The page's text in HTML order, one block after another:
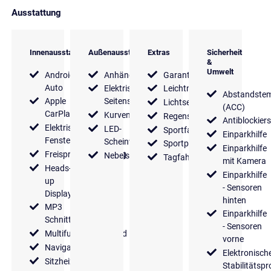
Ausstattung
Innenausstattung
Android
Auto
Apple
CarPlay
Elektrische
Fensterheber
Freisprecheinrichtung
Heads-
up
Display
MP3
Schnittstelle
Multifunktionslenkrad
Navigationssystem
Sitzheizung
Außenausstattung
Anhängerkupplung
Elektrische
Seitenspiegel
Kurvenlicht
LED-
Scheinwerfer
Nebelscheinwerfer
Extras
Garantie
Leichtmetallfelgen
Lichtsensor
Regensensor
Sportfahrwerk
Sportpaket
Tagfahrlicht
Sicherheit
&
Umwelt
(ACC)
Einparkhilfe
Einparkhilfe
mit Kamera
Einparkhilfe
- Sensoren
hinten
Einparkhilfe
- Sensoren
vorne